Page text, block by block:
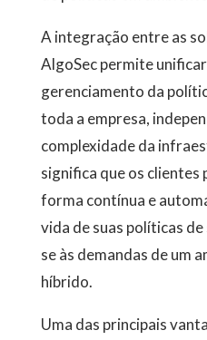
A integração entre as
AlgoSec permite
gerenciamento da
toda a empresa,
complexidade da
significa que os clientes
forma contínua e
vida de suas políticas
se às demandas de um
híbrido.
Uma das principais